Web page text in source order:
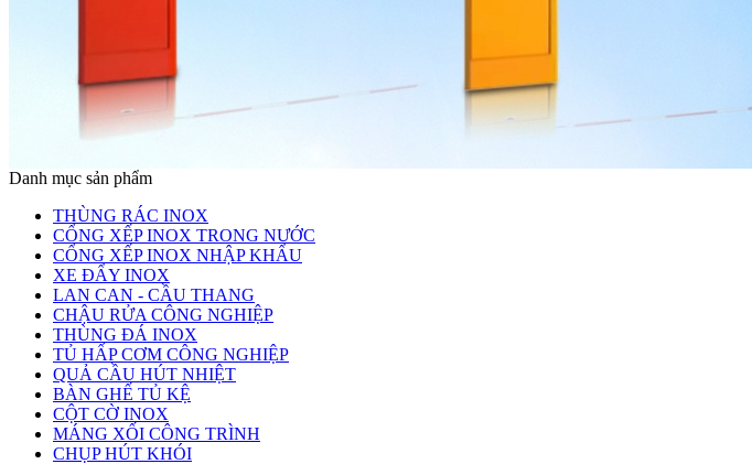
Danh mục sản phẩm
THÙNG RÁC INOX
CỔNG XẾP INOX TRONG NƯỚC
CỔNG XẾP INOX NHẬP KHẨU
XE ĐẨY INOX
LAN CAN - CẦU THANG
CHẬU RỬA CÔNG NGHIỆP
THÙNG ĐÁ INOX
TỦ HẤP CƠM CÔNG NGHIỆP
QUẢ CẦU HÚT NHIỆT
BÀN GHẾ TỦ KỆ
CỘT CỜ INOX
MÁNG XỐI CÔNG TRÌNH
CHỤP HÚT KHÓI